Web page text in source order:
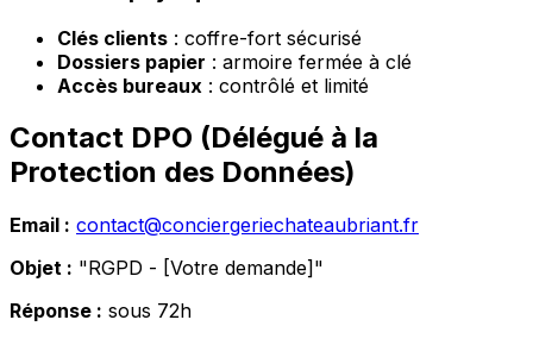
Clés clients : coffre-fort sécurisé
Dossiers papier : armoire fermée à clé
Accès bureaux : contrôlé et limité
Contact DPO (Délégué à la
Protection des Données)
Email : contact@conciergeriechateaubriant.fr
Objet : "RGPD - [Votre demande]"
Réponse : sous 72h